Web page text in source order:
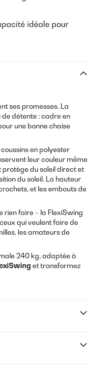
idéale pour
ses promesses. La
détente : cadre en
une bonne chaise
en polyester
leur couleur même
protège du soleil direct et
du soleil. La hauteur
et les embouts de
rien faire – la FlexiSwing
qui veulent faire de
les amateurs de
240 kg, adaptée à
et transformez